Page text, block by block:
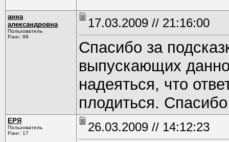
анна
александровна
Пользователь
Ранг: 99
17.03.2009 // 21:16:00
Спасибо за
выпускающих
надеяться, что
плодиться.
ЕРЯ
Пользователь
Ранг: 17
26.03.2009 // 14:12:23